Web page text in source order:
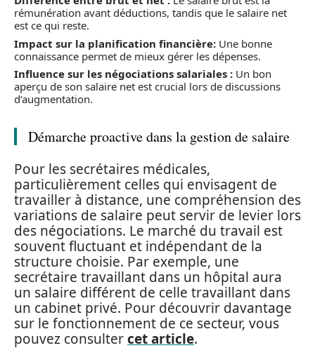
rémunération avant déductions, tandis que le salaire net
est ce qui reste.
Impact sur la planification financière: Une bonne
connaissance permet de mieux gérer les dépenses.
Influence sur les négociations salariales : Un bon
aperçu de son salaire net est crucial lors de discussions
d’augmentation.
Démarche proactive dans la gestion de salaire
Pour les secrétaires médicales,
particulièrement celles qui envisagent de
travailler à distance, une compréhension des
variations de salaire peut servir de levier lors
des négociations. Le marché du travail est
souvent fluctuant et indépendant de la
structure choisie. Par exemple, une
secrétaire travaillant dans un hôpital aura
un salaire différent de celle travaillant dans
un cabinet privé. Pour découvrir davantage
sur le fonctionnement de ce secteur, vous
pouvez consultercet article.